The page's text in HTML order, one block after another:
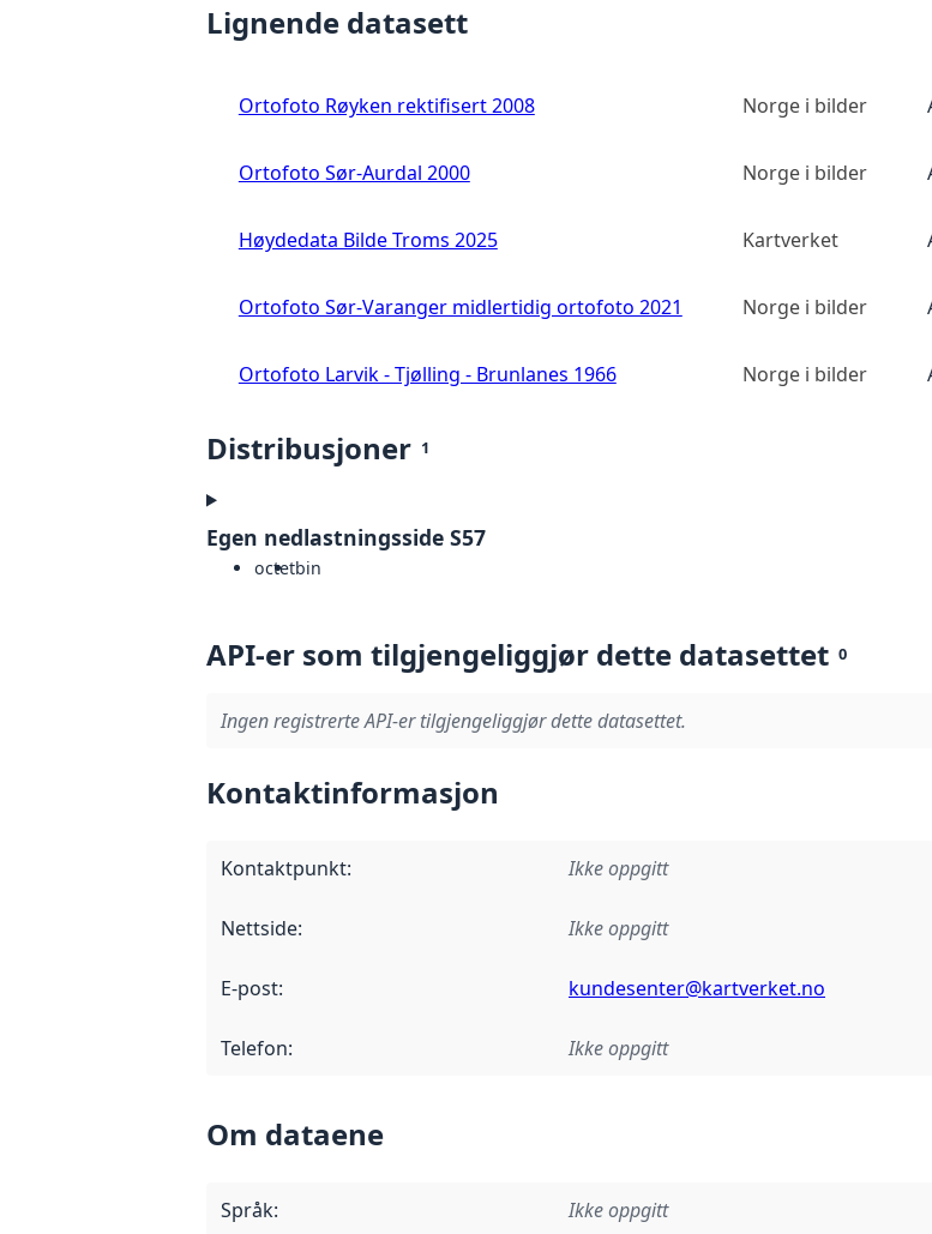
Lignende datasett
Ortofoto Røyken rektifisert 2008 Norge i bilder
Ortofoto Sør-Aurdal 2000 Norge i bilder
Høydedata Bilde Troms 2025 Kartverket
Ortofoto Sør-Varanger midlertidig ortofoto 2021 Norge i bilder
Ortofoto Larvik - Tjølling - Brunlanes 1966 Norge i bilder
Distribusjoner 1
Egen nedlastningsside S57
octetbin
API-er som tilgjengeliggjør dette datasettet 0
Ingen registrerte API-er tilgjengeliggjør dette datasettet.
Kontaktinformasjon
Kontaktpunkt: Ikke oppgitt
Nettside: Ikke oppgitt
E-post: kundesenter@kartverket.no
Telefon: Ikke oppgitt
Om dataene
Språk: Ikke oppgitt